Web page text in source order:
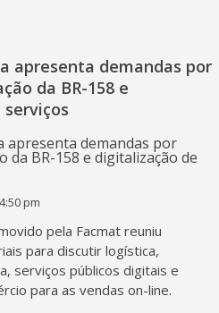
apresenta demandas por
da BR-158 e
pm
pela Facmat reuniu
para discutir logística,
serviços públicos digitais e
para as vendas on-line.